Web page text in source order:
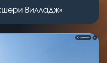
Вилладж»